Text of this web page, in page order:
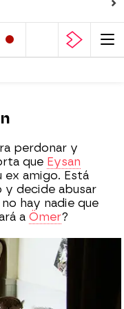
perdonar y
que Eysan
amigo. Está
decide abusar
hay nadie que
a Ömer?